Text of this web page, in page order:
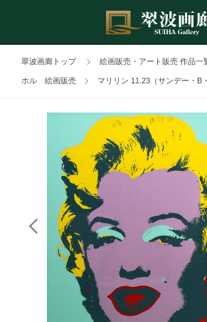
翠波画廊トップ 絵画販売・アート販売 作品一
ホル 絵画販売 マリリン 11.23（サンデー・B